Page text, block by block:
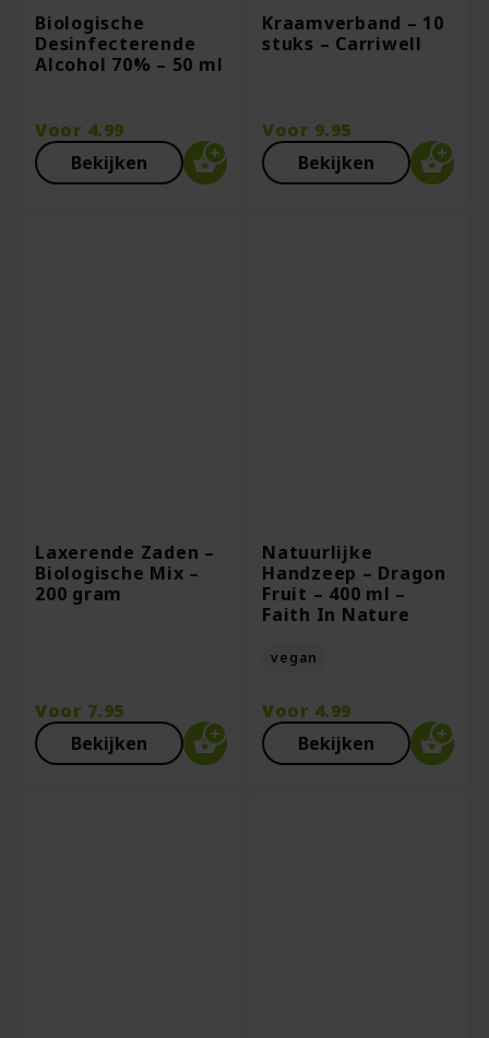
Biologische
Desinfecterende
Alcohol 70% – 50 ml
Voor 4.99
Bekijken
Kraamverband – 10
stuks – Carriwell
Voor 9.95
Bekijken
Laxerende Zaden –
Biologische Mix –
200 gram
Voor 7.95
Bekijken
Natuurlijke
Handzeep – Dragon
Fruit – 400 ml –
Faith In Nature
vegan
Voor 4.99
Bekijken